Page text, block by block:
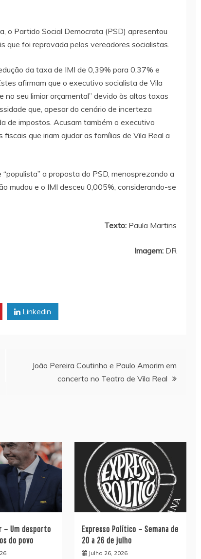
o Partido Social Democrata (PSD) apresentou
que foi reprovada pelos vereadores socialistas.
da taxa de IMI de 0,39% para 0,37% e
afirmam que o executivo socialista de Vila
no seu limiar orçamental” devido às altas taxas
que, apesar do cenário de incerteza
de impostos. Acusam também o executivo
que iriam ajudar as famílias de Vila Real a
a proposta do PSD, menosprezando a
mudou e o IMI desceu 0,005%, considerando-se
Texto: Paula Martins
Imagem: DR
Linkedin
João Pereira Coutinho e Paulo Amorim em
concerto no Teatro de Vila Real
– Um desporto
do povo
Expresso Político – Semana de
20 a 26 de julho
Julho 26, 2026